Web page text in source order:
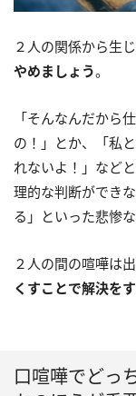
２人の関係から生
やめましょう。
「そんなんだから
の！」とか、「私
れないよ！」など
理的な判断ができ
る」といった悲惨
２人の間の喧嘩は
くすことで解決を
口喧嘩でどっ